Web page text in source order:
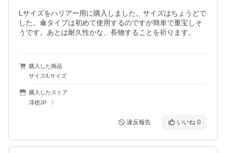
Lサイズをハリアー用に購入しました。サイズはちょうどで
した。傘タイプは初めて使用するのですが簡単で重宝しそ
うです。あとは耐久性かな、長物することを祈ります。
購入した商品
サイズ/Lサイズ
購入したストア
澪標JP
違反報告 いいね 0